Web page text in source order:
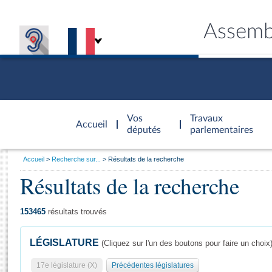
Accueil
d'accueil
Vos
députés
Travaux
parlementaires
Général
Vous
Accueil Recherche sur... Résultats de la recherche
Résultats de la recherche
153465 résultats trouvés
LÉGISLATURE (Cliquez sur l'un des boutons pour faire un choix)
17e législature (X) Précédentes législatures